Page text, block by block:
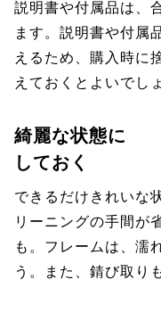
説明書や付属品は、
ます。説明書や付属
えるため、購入時に
えておくとよいでし
綺麗な状態に
しておく
できるだけきれいな
リーニングの手間が
も。フレームは、濡
う。また、錆び取り